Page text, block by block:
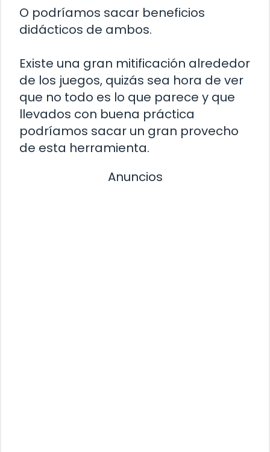
O podríamos sacar beneficios
didácticos de ambos.
Existe una gran mitificación alrededor
de los juegos, quizás sea hora de ver
que no todo es lo que parece y que
llevados con buena práctica
podríamos sacar un gran provecho
de esta herramienta.
Anuncios